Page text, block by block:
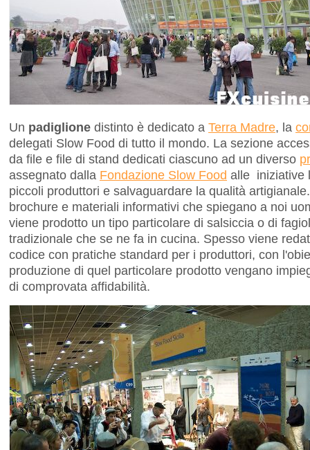
Un padiglione distinto è dedicato a Terra Madre, la
delegati Slow Food di tutto il mondo. La sezione
da file e file di stand dedicati ciascuno ad un diverso
assegnato dalla Fondazione Slow Food alle iniziative
piccoli produttori e salvaguardare la qualità
brochure e materiali informativi che spiegano a noi
viene prodotto un tipo particolare di salsiccia o di
tradizionale che se ne fa in cucina. Spesso viene
codice con pratiche standard per i produttori, con
produzione di quel particolare prodotto vengano
di comprovata affidabilità.